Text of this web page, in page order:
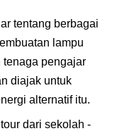
tentang berbagai
lampu
pengajar
diajak untuk
alternatif itu.
dari sekolah -